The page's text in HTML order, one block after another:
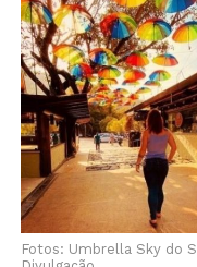
Fotos: Umbrella Sky do